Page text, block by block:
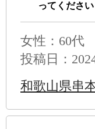
ってください
女性：60代
投稿日：
和歌山県串